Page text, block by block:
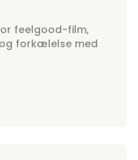
feelgood-film,
forkælelse med